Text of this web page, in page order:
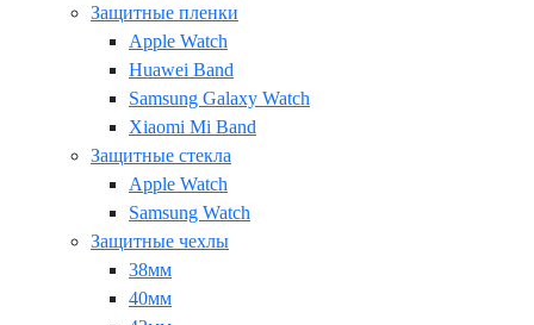
Защитные пленки
Apple Watch
Huawei Band
Samsung Galaxy Watch
Xiaomi Mi Band
Защитные стекла
Apple Watch
Samsung Watch
Защитные чехлы
38мм
40мм